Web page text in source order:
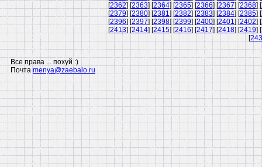
[2362] [2363] [2364] [2365] [2366] [2367] [2368] [
[2379] [2380] [2381] [2382] [2383] [2384] [2385] [
[2396] [2397] [2398] [2399] [2400] [2401] [2402] [
[2413] [2414] [2415] [2416] [2417] [2418] [2419] [
[
Все права ... похуй :)
Почта menya@zaebalo.ru